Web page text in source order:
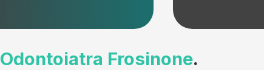
Odontoiatra Frosinone.